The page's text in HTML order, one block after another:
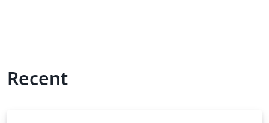
Recent